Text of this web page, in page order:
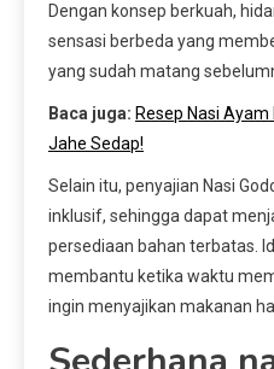
Dengan konsep berkuah,
sensasi berbeda yang
yang sudah matang
Baca juga: Resep Nasi Ayam
Jahe Sedap!
Selain itu, penyajian Nasi
inklusif, sehingga dapat
persediaan bahan terbatas.
membantu ketika waktu
ingin menyajikan makanan